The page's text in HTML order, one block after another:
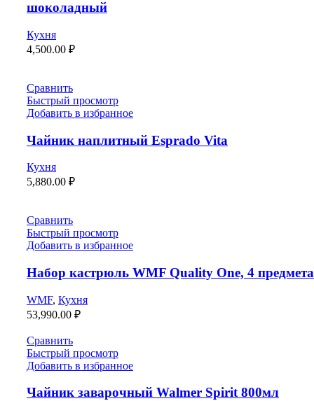
шоколадный
Кухня
4,500.00 ₽
Сравнить
Быстрый просмотр
Добавить в избранное
Чайник наплитный Esprado Vita
Кухня
5,880.00 ₽
Сравнить
Быстрый просмотр
Добавить в избранное
Набор кастрюль WMF Quality One, 4 предмета
WMF, Кухня
53,990.00 ₽
Сравнить
Быстрый просмотр
Добавить в избранное
Чайник заварочный Walmer Spirit 800мл